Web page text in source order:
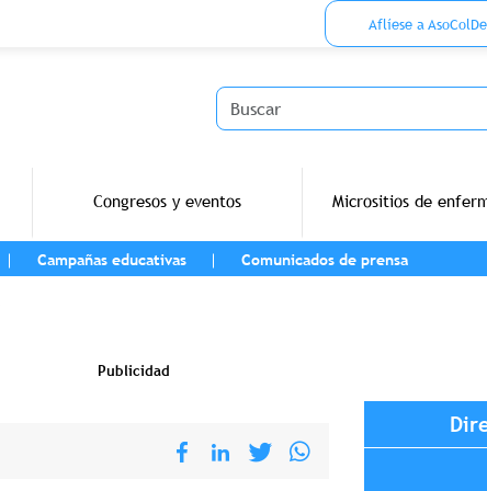
Menu Top Anónimo
Aflíese a
Buscar
Congresos y eventos Micrositios de
Campañas educativas Comunicados de prensa
Publicidad